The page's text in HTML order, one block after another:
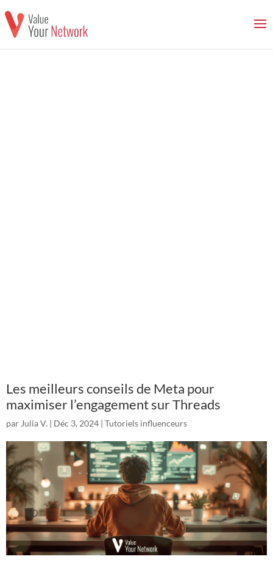
Les meilleurs conseils de Meta pour
maximiser l’engagement sur Threads
par Julia V. | Déc 3, 2024 | Tutoriels influenceurs